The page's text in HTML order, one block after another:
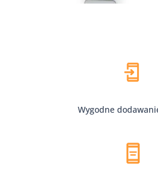
Wygodne